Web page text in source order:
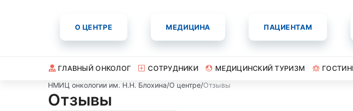
О ЦЕНТРЕ МЕДИЦИНА ПАЦИЕНТАМ
ГЛАВНЫЙ ОНКОЛОГ СОТРУДНИКИ МЕДИЦИНСКИЙ ТУРИЗМ
НМИЦ онкологии им. Н.Н. Блохина/О центре/Отзывы
Отзывы